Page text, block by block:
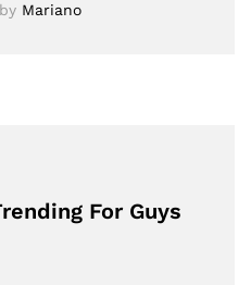
by Mariano
For Guys